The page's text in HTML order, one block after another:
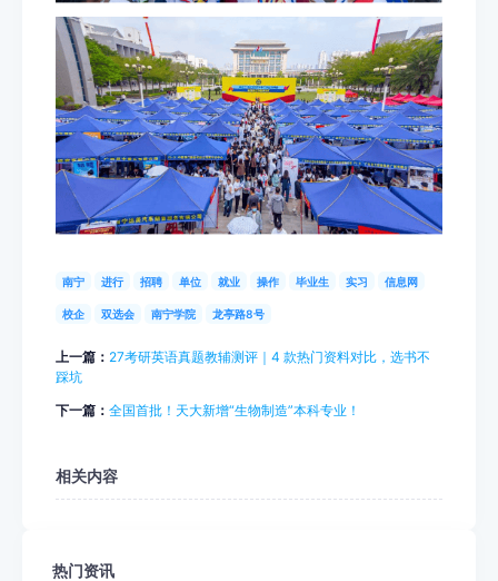
南宁 进行 招聘 单位 就业 操作 毕业生 实习 信息网
校企 双选会 南宁学院 龙亭路8号
上一篇： 27考研英语真题教辅测评｜4 款热门资料对比，选书不
踩坑
下一篇： 全国首批！天大新增“生物制造”本科专业！
相关内容
热门资讯